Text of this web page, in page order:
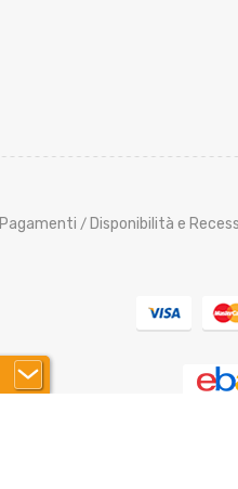
Pagamenti / Disponibilità e